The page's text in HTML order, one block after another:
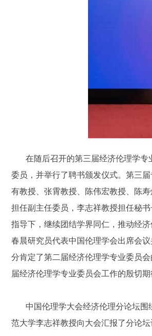
在随后召开的第三届经济伦理学
委员，并举行了聘书颁发仪式。第三
有教授、张霄教授、陈伟宏教授、陈
担任副主任委员，李志祥教授担任秘
指导下，继续团结学界同仁，推动经
春晨研究员代表中国伦理学会出席会
分肯定了第二届经济伦理学专业委员
届经济伦理学专业委员会工作的殷切
中国伦理学大会经济伦理分论坛
范大学李志祥教授向大会汇报了分论